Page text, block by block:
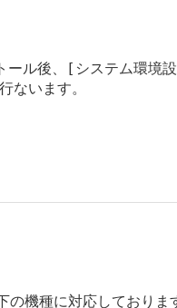
ール後、[システム環境
ないます。
の機種に対応しておりま